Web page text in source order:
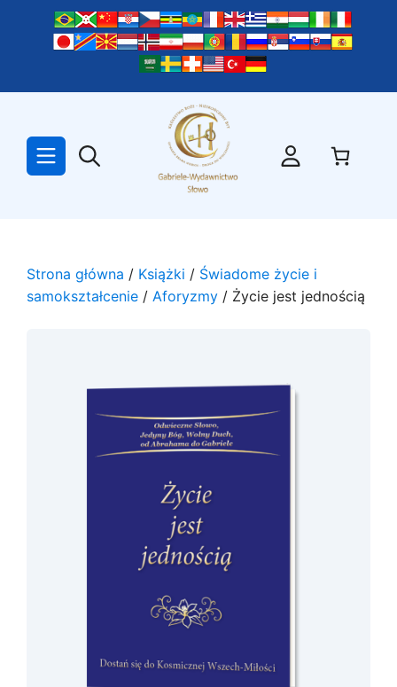
Strona główna / Książki / Świadome życie i
samokształcenie / Aforyzmy / Życie jest jednością